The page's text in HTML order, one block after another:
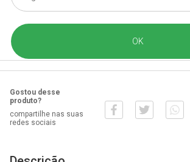
Gostou desse
produto?
compartilhe nas suas
redes sociais